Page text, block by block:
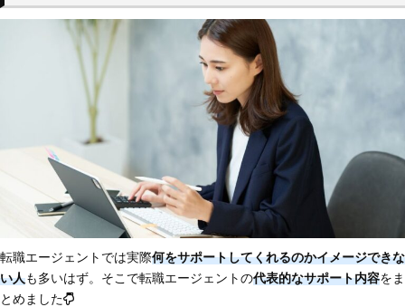
転職エージェントでは実際何をサポートしてくれるのかイメージできな
い人も多いはず。そこで転職エージェントの代表的なサポート内容をま
とめました